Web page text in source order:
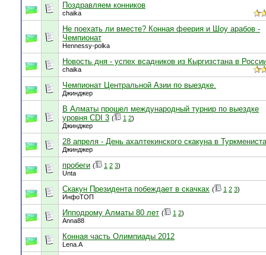
Поздравляем конников
chaika
Не поехать ли вместе? Конная феерия и Шоу арабов -
Чемпионат
Hennessy-polka
Новость дня - успех всадников из Кыргизстана в
chaika
Чемпионат Центральной Азии по выездке.
Джинджер
В Алматы прошел международный турнир по выездке
уровня CDI 3 ( 1 2)
Джинджер
28 апреля - День ахалтекинского скакуна в
Джинджер
пробеги ( 1 2 3)
Unta
Скакун Президента побеждает в скачках ( 1 2 3)
ИнфоТОП
Ипподрому Алматы 80 лет ( 1 2)
Anna88
Конная часть Олимпиады 2012
Lena.A